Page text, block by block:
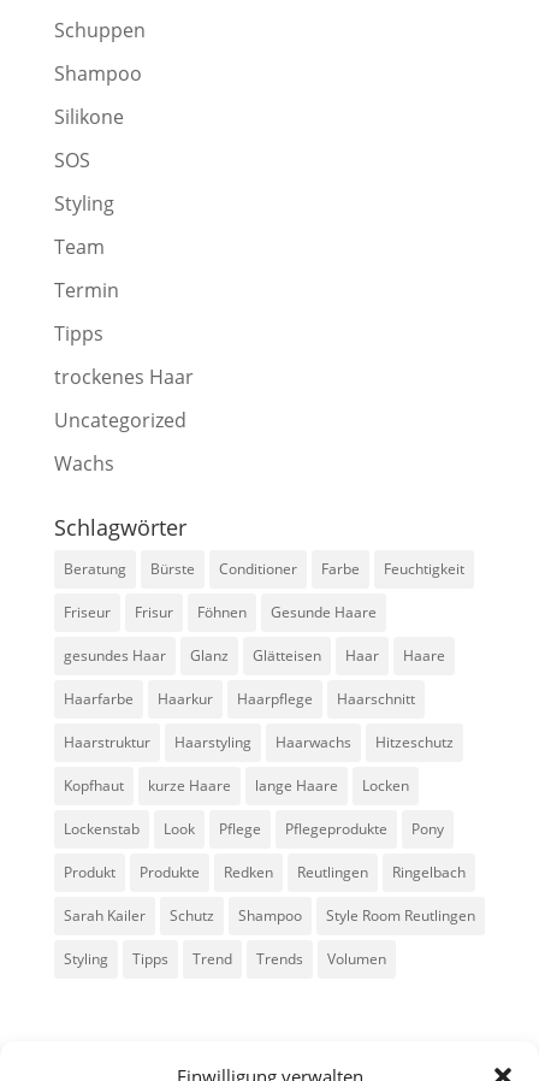
Einwilligung verwalten
Schuppen
Shampoo
Silikone
SOS
Styling
Team
Termin
Tipps
trockenes Haar
Uncategorized
Wachs
Schlagwörter
Beratung Bürste Conditioner Farbe Feuchtigkeit
Friseur Frisur Föhnen Gesunde Haare
gesundes Haar Glanz Glätteisen Haar Haare
Haarfarbe Haarkur Haarpflege Haarschnitt
Haarstruktur Haarstyling Haarwachs Hitzeschutz
Kopfhaut kurze Haare lange Haare Locken
Lockenstab Look Pflege Pflegeprodukte Pony
Produkt Produkte Redken Reutlingen Ringelbach
Sarah Kailer Schutz Shampoo Style Room Reutlingen
Styling Tipps Trend Trends Volumen